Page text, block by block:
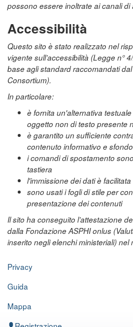
possono essere inoltrate ai canali di
Accessibilità
Questo sito è stato realizzato nel
vigente sull’accessibilità (Legge n°
base agli standard raccomandati
Consortium).
In particolare:
è fornita un'alternativa
oggetto non di testo presente
è garantito un sufficiente
contenuto informativo e sfondo
i comandi di spostamento
tastiera
l'immissione dei dati è facilitata
sono usati i fogli di stile per
presentazione dei contenuti
Il sito ha conseguito l’attestazione
dalla Fondazione ASPHI onlus
inserito negli elenchi ministeriali) nel
Privacy
Guida
Mappa